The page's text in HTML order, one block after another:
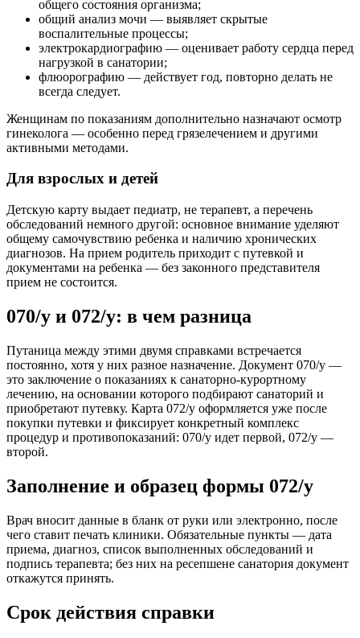
общего состояния организма;
общий анализ мочи — выявляет скрытые
воспалительные процессы;
электрокардиографию — оценивает работу сердца перед
нагрузкой в санатории;
флюорографию — действует год, повторно делать не
всегда следует.
Женщинам по показаниям дополнительно назначают осмотр
гинеколога — особенно перед грязелечением и другими
активными методами.
Для взрослых и детей
Детскую карту выдает педиатр, не терапевт, а перечень
обследований немного другой: основное внимание уделяют
общему самочувствию ребенка и наличию хронических
диагнозов. На прием родитель приходит с путевкой и
документами на ребенка — без законного представителя
прием не состоится.
070/у и 072/у: в чем разница
Путаница между этими двумя справками встречается
постоянно, хотя у них разное назначение. Документ 070/у —
это заключение о показаниях к санаторно-курортному
лечению, на основании которого подбирают санаторий и
приобретают путевку. Карта 072/у оформляется уже после
покупки путевки и фиксирует конкретный комплекс
процедур и противопоказаний: 070/у идет первой, 072/у —
второй.
Заполнение и образец формы 072/у
Врач вносит данные в бланк от руки или электронно, после
чего ставит печать клиники. Обязательные пункты — дата
приема, диагноз, список выполненных обследований и
подпись терапевта; без них на ресепшене санатория документ
откажутся принять.
Срок действия справки